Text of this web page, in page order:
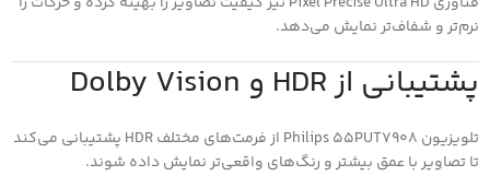
نرم‌تر و شفاف‌تر نمایش می‌دهد.
پشتیبانی از HDR و Dolby Vision
تلویزیون Philips 55PUT7908 از فرمت‌های مختلف HDR پشتیبانی می‌کند
تا تصاویر با عمق بیشتر و رنگ‌های واقعی‌تر نمایش داده شوند.